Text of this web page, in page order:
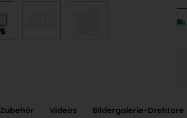
Zubehör Videos Bildergalerie-Drehtore